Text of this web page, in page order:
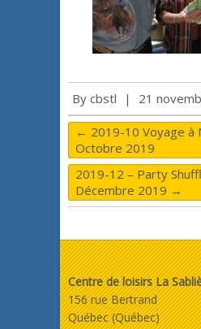
By cbstl | 21
← 2019-10 Voyage à
Octobre 2019
2019-12 – Party
Décembre 2019 →
Centre de loisirs La
156 rue Bertrand
Québec (Québec)